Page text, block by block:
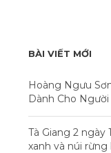
BÀI VIẾT MỚI
Hoàng Ngưu
Dành Cho
Tà Giang 2
xanh và núi rừng